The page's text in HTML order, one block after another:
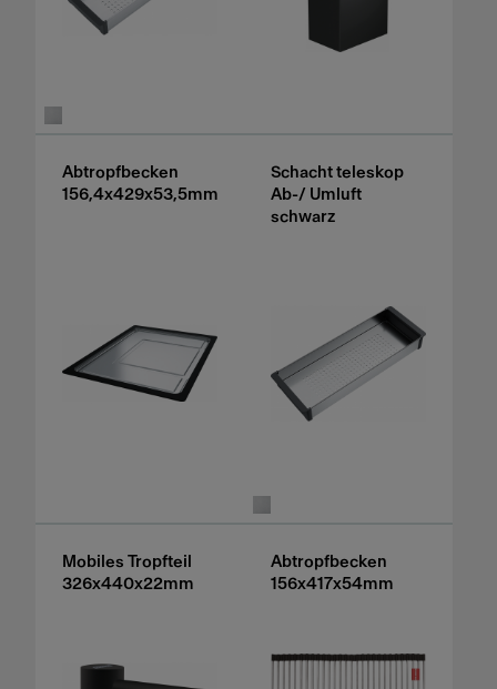
Abtropfbecken
156,4x429x53,5mm
Schacht teleskop
Ab-/ Umluft
schwarz
Mobiles Tropfteil
326x440x22mm
Abtropfbecken
156x417x54mm